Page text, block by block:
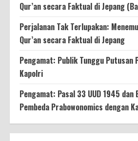
Qur’an secara Faktual di Jepang
Perjalanan Tak Terlupakan:
Qur’an secara Faktual di Jepang
Pengamat: Publik Tunggu Putusan
Kapolri
Pengamat: Pasal 33 UUD 1945 dan
Pembeda Prabowonomics dengan